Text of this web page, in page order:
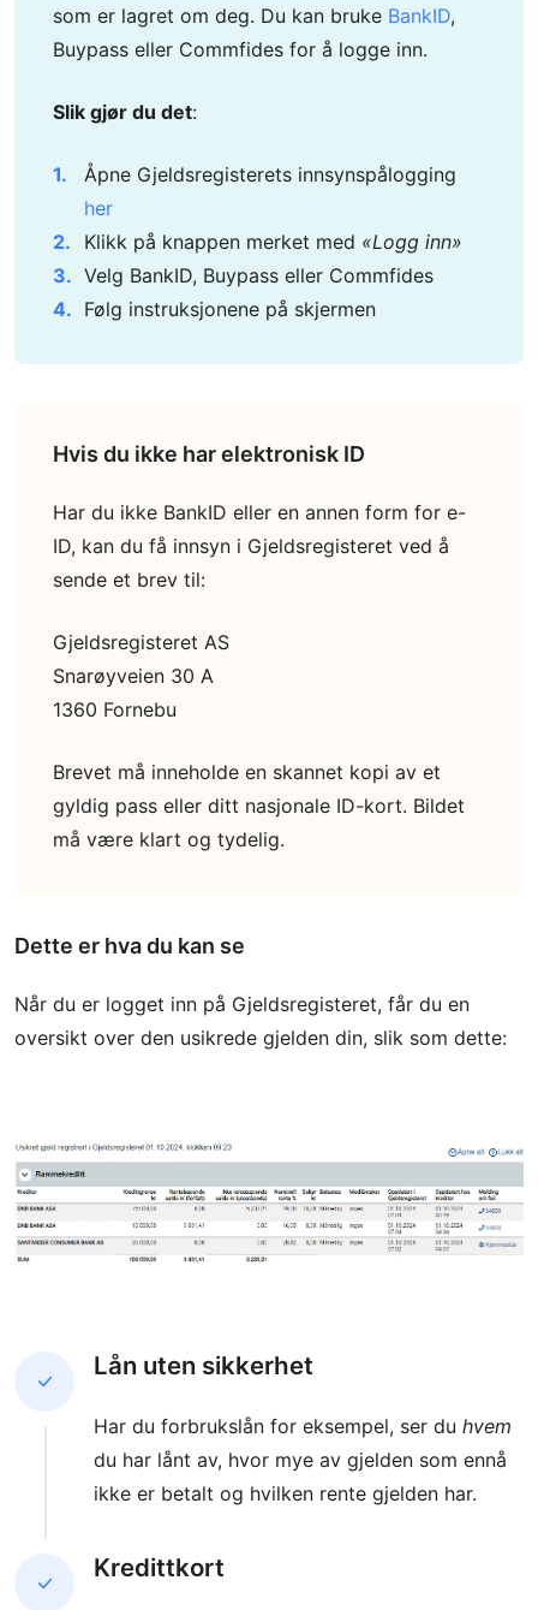
som er lagret om deg. Du kan bruke BankID,
Buypass eller Commfides for å logge inn.
Slik gjør du det:
Åpne Gjeldsregisterets innsynspålogging
her
Klikk på knappen merket med «Logg inn»
Velg BankID, Buypass eller Commfides
Følg instruksjonene på skjermen
Hvis du ikke har elektronisk ID
Har du ikke BankID eller en annen form for e-
ID, kan du få innsyn i Gjeldsregisteret ved å
sende et brev til:
Gjeldsregisteret AS
Snarøyveien 30 A
1360 Fornebu
Brevet må inneholde en skannet kopi av et
gyldig pass eller ditt nasjonale ID-kort. Bildet
må være klart og tydelig.
Dette er hva du kan se
Når du er logget inn på Gjeldsregisteret, får du en
oversikt over den usikrede gjelden din, slik som dette:
Lån uten sikkerhet
Har du forbrukslån for eksempel, ser du hvem
du har lånt av, hvor mye av gjelden som ennå
ikke er betalt og hvilken rente gjelden har.
Kredittkort